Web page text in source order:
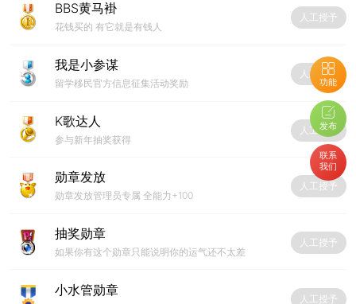
功能
发布
联系
我们
人工授予
BBS黄马褂
花钱买的 有它就是有钱人
人工授予
我是小参谋
留学移民官方信息征集活动奖励
人工授予
K歌达人
参与新年抽奖获得
人工授予
勋章发放
勋章发放管理员专属 全能力+100
人工授予
抽奖勋章
如果你有这个勋章只能说明你的运气还不太差
人工授予
小水管勋章